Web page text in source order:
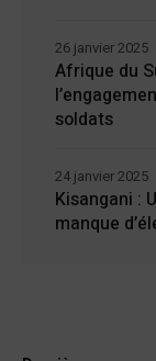
Afrique du
soldats
26 janvier 2025
Kisangani :
manque
24 janvier 2025